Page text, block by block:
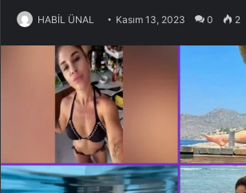
HABİL ÜNAL Kasım 13, 2023 0 2